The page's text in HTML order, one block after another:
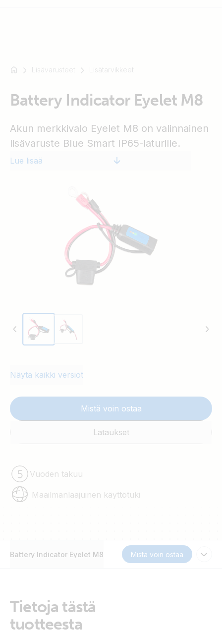
Esimerkki:
Multiplus-
Orion
XS
SmartShunt
Lisävarusteet Lisätarvikkeet
Battery Indicator Eyelet M8
Akun merkkivalo Eyelet M8 on valinnainen
lisävaruste Blue Smart IP65-laturille.
Lue lisää
Näytä kaikki versiot
Mistä voin ostaa
Lataukset
Vuoden takuu
Maailmanlaajuinen käyttötuki
Battery Indicator Eyelet M8 Mistä voin ostaa
Tietoja tästä
tuotteesta